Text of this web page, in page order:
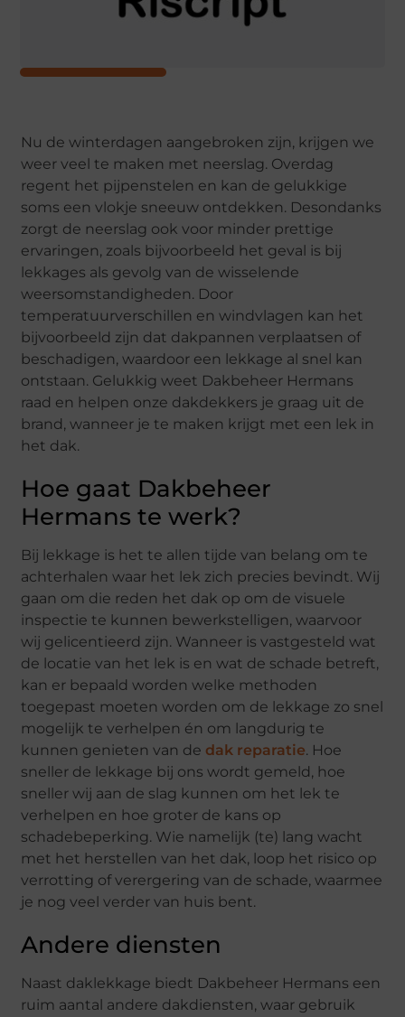
Nu de winterdagen aangebroken zijn, krijgen we
weer veel te maken met neerslag. Overdag
regent het pijpenstelen en kan de gelukkige
soms een vlokje sneeuw ontdekken. Desondanks
zorgt de neerslag ook voor minder prettige
ervaringen, zoals bijvoorbeeld het geval is bij
lekkages als gevolg van de wisselende
weersomstandigheden. Door
temperatuurverschillen en windvlagen kan het
bijvoorbeeld zijn dat dakpannen verplaatsen of
beschadigen, waardoor een lekkage al snel kan
ontstaan. Gelukkig weet Dakbeheer Hermans
raad en helpen onze dakdekkers je graag uit de
brand, wanneer je te maken krijgt met een lek in
het dak.
Hoe gaat Dakbeheer
Hermans te werk?
Bij lekkage is het te allen tijde van belang om te
achterhalen waar het lek zich precies bevindt. Wij
gaan om die reden het dak op om de visuele
inspectie te kunnen bewerkstelligen, waarvoor
wij gelicentieerd zijn. Wanneer is vastgesteld wat
de locatie van het lek is en wat de schade betreft,
kan er bepaald worden welke methoden
toegepast moeten worden om de lekkage zo snel
mogelijk te verhelpen én om langdurig te
kunnen genieten van de dak reparatie. Hoe
sneller de lekkage bij ons wordt gemeld, hoe
sneller wij aan de slag kunnen om het lek te
verhelpen en hoe groter de kans op
schadebeperking. Wie namelijk (te) lang wacht
met het herstellen van het dak, loop het risico op
verrotting of verergering van de schade, waarmee
je nog veel verder van huis bent.
Andere diensten
Naast daklekkage biedt Dakbeheer Hermans een
ruim aantal andere dakdiensten, waar gebruik